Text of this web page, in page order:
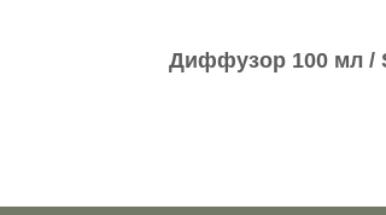
Диффузор 100 мл /